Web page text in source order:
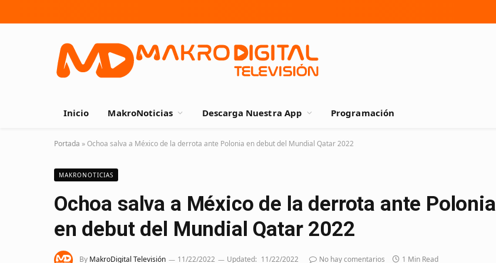
Inicio MakroNoticias Descarga Nuestra App Programación
Portada »Ochoa salva a México de la derrota ante Polonia en debut del Mundial Qatar 2022
MAKRONOTICIAS
Ochoa salva a México de la derrota ante Polonia
en debut del Mundial Qatar 2022
By MakroDigital Televisión 11/22/2022 Updated: 11/22/2022 No hay comentarios 1 Min Read